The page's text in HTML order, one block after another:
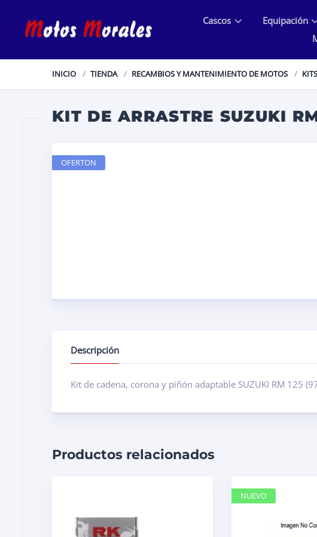
Cascos Equipación
INICIO TIENDA RECAMBIOS Y MANTENIMIENTO DE MOTOS
KIT DE ARRASTRE SUZUKI
OFERTON
Descripción
Kit de cadena, corona y piñón adaptable SUZUKI RM 125
Productos relacionados
NUEVO